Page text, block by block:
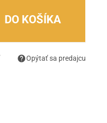
DO KOŠÍKA
Opýtať sa predajcu